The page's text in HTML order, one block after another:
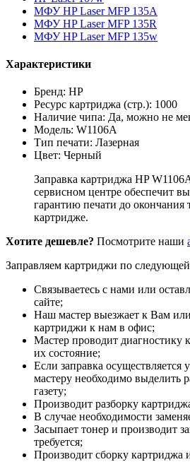
МФУ HP Laser MFP 135A
МФУ HP Laser MFP 135R
МФУ HP Laser MFP 135w
Характеристики
Бренд: HP
Ресурс картриджа (стр.): 1000
Наличие чипа: Да, можно не
Модель: W1106A
Тип печати: Лазерная
Цвет: Черный
Заправка картриджа HP
сервисном центре обеспечит
гарантию печати до окончания
картридже.
Хотите дешевле? Посмотрите наши
Заправляем картриджи по
Связываетесь с нами или
сайте;
Наш мастер выезжает к Вам
картриджи к нам в офис;
Мастер проводит диагностику
их состояние;
Если заправка осуществляется
мастеру необходимо выделить
газету;
Производит разборку
В случае необходимости
Засыпает тонер и производит
требуется;
Производит сборку картриджа